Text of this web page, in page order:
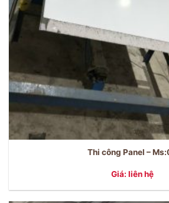
Thi công Panel –
Giá: liên hệ